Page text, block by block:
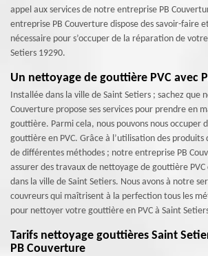
appel aux services de notre entreprise PB
entreprise PB Couverture dispose des savoir-faire
nécessaire pour s’occuper de la réparation de
Setiers 19290.
Un nettoyage de gouttière PVC avec
Installée dans la ville de Saint Setiers ; sachez que
Couverture propose ses services pour prendre en
gouttière. Parmi cela, nous pouvons nous occuper
gouttière en PVC. Grâce à l’utilisation des
de différentes méthodes ; notre entreprise PB
assurer des travaux de nettoyage de gouttière
dans la ville de Saint Setiers. Nous avons à notre
couvreurs qui maîtrisent à la perfection tous les
pour nettoyer votre gouttière en PVC à Saint
Tarifs nettoyage gouttières Saint
PB Couverture